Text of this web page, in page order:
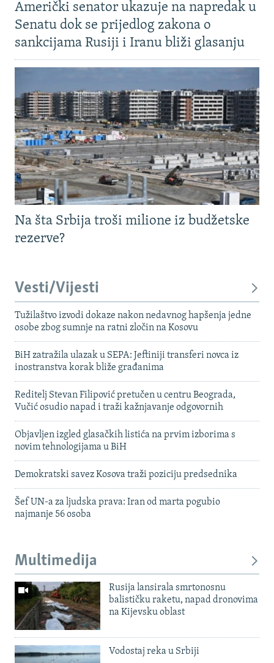
Američki senator ukazuje na napredak u
Senatu dok se prijedlog zakona o
sankcijama Rusiji i Iranu bliži glasanju
Na šta Srbija troši milione iz budžetske
rezerve?
Vesti/Vijesti
Tužilaštvo izvodi dokaze nakon nedavnog hapšenja jedne
osobe zbog sumnje na ratni zločin na Kosovu
BiH zatražila ulazak u SEPA: Jeftiniji transferi novca iz
inostranstva korak bliže građanima
Reditelj Stevan Filipović pretučen u centru Beograda,
Vučić osudio napad i traži kažnjavanje odgovornih
Objavljen izgled glasačkih listića na prvim izborima s
novim tehnologijama u BiH
Demokratski savez Kosova traži poziciju predsednika
Šef UN-a za ljudska prava: Iran od marta pogubio
najmanje 56 osoba
Multimedija
Rusija lansirala smrtonosnu
balističku raketu, napad dronovima
na Kijevsku oblast
Vodostaj reka u Srbiji